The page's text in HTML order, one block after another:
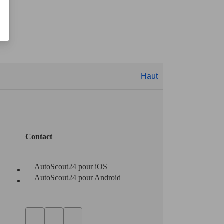
Haut
Contact
AutoScout24 pour iOS
AutoScout24 pour Android